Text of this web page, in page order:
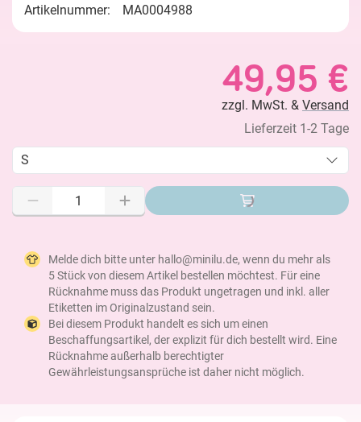
Artikelnummer: MA0004988
49,95 €
zzgl. MwSt. & Versand
Lieferzeit 1-2 Tage
S
Melde dich bitte unter hallo@minilu.de, wenn du mehr als
5 Stück von diesem Artikel bestellen möchtest. Für eine
Rücknahme muss das Produkt ungetragen und inkl. aller
Etiketten im Originalzustand sein.
Bei diesem Produkt handelt es sich um einen
Beschaffungsartikel, der explizit für dich bestellt wird. Eine
Rücknahme außerhalb berechtigter
Gewährleistungsansprüche ist daher nicht möglich.